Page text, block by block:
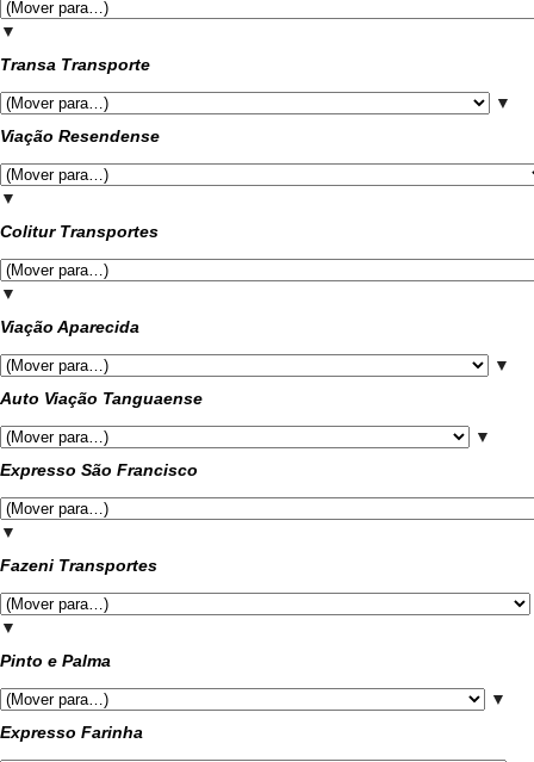
▼
Transa Transporte
▼
Viação Resendense
▼
Colitur Transportes
▼
Viação Aparecida
▼
Auto Viação Tanguaense
▼
Expresso São Francisco
▼
Fazeni Transportes
▼
Pinto e Palma
▼
Expresso Farinha